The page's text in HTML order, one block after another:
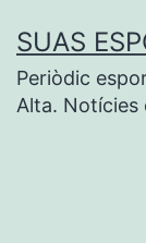
contenido
SUAS
Periòdic
Alta. Notícies